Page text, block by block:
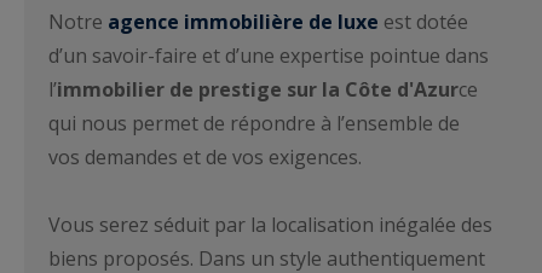
Notre agence immobilière de luxe est dotée
d’un savoir-faire et d’une expertise pointue dans
l’immobilier de prestige sur la Côte d'Azurce
qui nous permet de répondre à l’ensemble de
vos demandes et de vos exigences.
Vous serez séduit par la localisation inégalée des
biens proposés. Dans un style authentiquement